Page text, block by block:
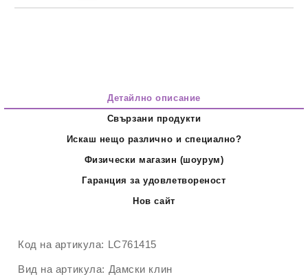
Детайлно описание
Свързани продукти
Искаш нещо различно и специално?
Физически магазин (шоурум)
Гаранция за удовлетвореност
Нов сайт
Код на артикула: LC761415
Вид на артикула: Дамски клин